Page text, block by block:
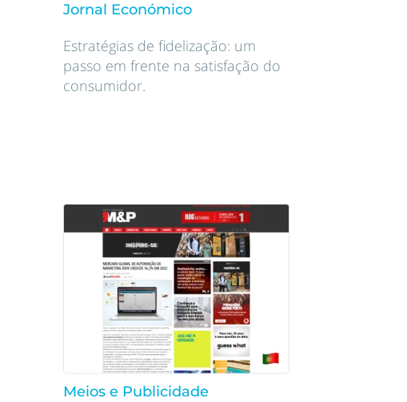
Jornal Económico
Estratégias de fidelização: um
passo em frente na satisfação do
consumidor.
Meios e Publicidade